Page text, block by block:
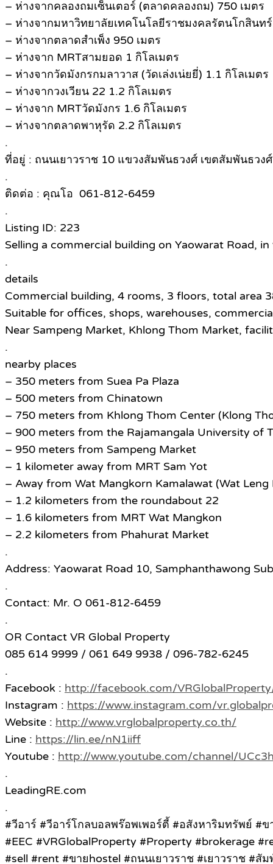
– ห่างจากคลองถมเซ็นเตอร์ (ตลาดคลองถม) 750 เมตร
– ห่างจากมหาวิทยาลัยเทคโนโลยีราชมงคลรัตนโกสินท
– ห่างจากตลาดสำเพ็ง 950 เมตร
– ห่างจาก MRTสามยอด 1 กิโลเมตร
– ห่างจากวัดมังกรกมลาวาส (วัดเล่งเน่ยยี่) 1.1 กิโลเมตร
– ห่างจากวงเวียน 22 1.2 กิโลเมตร
– ห่างจาก MRTวัดมังกร 1.6 กิโลเมตร
– ห่างจากตลาดพาหุรัด 2.2 กิโลเมตร
.
ที่อยู่ : ถนนเยาวราช 10 แขวงสัมพันธวงศ์ เขตสัมพันธวง
.
ติดต่อ : คุณโอ 061-812-6459​
.
Listing ID: 223
Selling a commercial building on Yaowarat Road,
.
details
Commercial building, 4 rooms, 3 floors, total area
Suitable for offices, shops, warehouses,
Near Sampeng Market, Khlong Thom Market,
.
nearby places
– 350 meters from Suea Pa Plaza
– 500 meters from Chinatown
– 750 meters from Khlong Thom Center (Klong
– 900 meters from the Rajamangala University of
– 950 meters from Sampeng Market
– 1 kilometer away from MRT Sam Yot
– Away from Wat Mangkorn Kamalawat (Wat Leng
– 1.2 kilometers from the roundabout 22
– 1.6 kilometers from MRT Wat Mangkon
– 2.2 kilometers from Phahurat Market
.
Address: Yaowarat Road 10, Samphanthawong
.
Contact: Mr. O 061-812-6459​
.
OR Contact VR Global Property
085 614 9999 / 061 649 9938 / 096-782-6245
.
Facebook : http://facebook.com/
Instagram : https://www.instagram.com/
Website : http://www.vrglobalproperty.co.th/
Line : https://lin.ee/nN1iiff
Youtube : http://www.youtube.com/channel/
.
LeadingRE.com
.
#วีอาร์ #วีอาร์โกลบอลพร๊อพเพอร์ตี้ #อสังหาริมทรัพย์
#EEC #VRGlobalProperty #Property #brokerage
#sell #rent #ขายhostel #ถนนเยาวราช #เยาวราช #สั